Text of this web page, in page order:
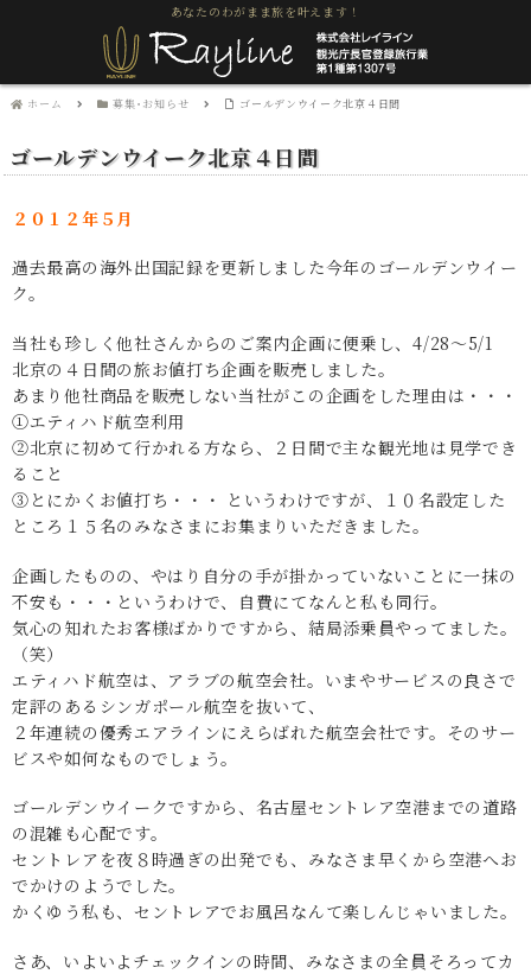
あなたのわがまま旅を叶えます！
ホーム 募集･お知らせ ゴールデンウイーク北京４日間
ゴールデンウイーク北京４日間
２０１２年５月
過去最高の海外出国記録を更新しました今年のゴールデンウイー
ク。
当社も珍しく他社さんからのご案内企画に便乗し、4/28～5/1
北京の４日間の旅お値打ち企画を販売しました。
あまり他社商品を販売しない当社がこの企画をした理由は・・・
①エティハド航空利用
②北京に初めて行かれる方なら、２日間で主な観光地は見学でき
ること
③とにかくお値打ち・・・ というわけですが、１０名設定した
ところ１５名のみなさまにお集まりいただきました。
企画したものの、やはり自分の手が掛かっていないことに一抹の
不安も・・・というわけで、自費にてなんと私も同行。
気心の知れたお客様ばかりですから、結局添乗員やってました。
（笑）
エティハド航空は、アラブの航空会社。いまやサービスの良さで
定評のあるシンガポール航空を抜いて、
２年連続の優秀エアラインにえらばれた航空会社です。そのサー
ビスや如何なものでしょう。
ゴールデンウイークですから、名古屋セントレア空港までの道路
の混雑も心配です。
セントレアを夜８時過ぎの出発でも、みなさま早くから空港へお
でかけのようでした。
かくゆう私も、セントレアでお風呂なんて楽しんじゃいました。
さあ、いよいよチェックインの時間、みなさまの全員そろってカ